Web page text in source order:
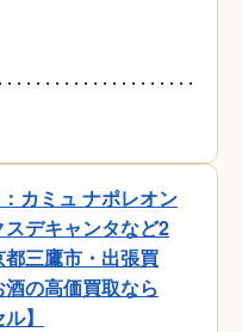
カミュ ナポレオン
スデキャンタなど2
都三鷹市・出張買
の高価買取なら
】